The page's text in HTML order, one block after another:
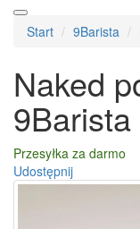
Start 9Barista
Naked
9Barista
Przesyłka za darmo
Udostępnij